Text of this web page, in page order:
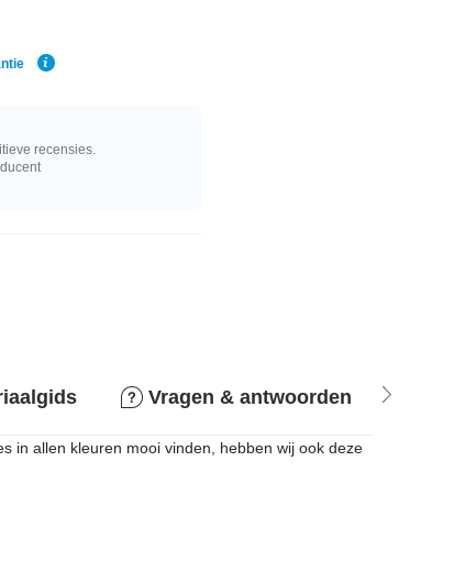
recensies.
Vragen & antwoorden
in allen kleuren mooi vinden, hebben wij ook deze